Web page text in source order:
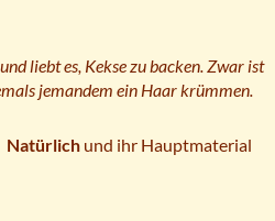
liebt es, Kekse zu backen. Zwar ist
jemandem ein Haar krümmen.
Natürlich und ihr Hauptmaterial